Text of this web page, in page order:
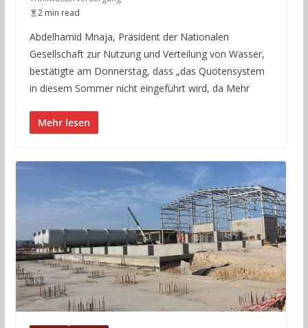
2 min read
Abdelhamid Mnaja, Präsident der Nationalen
Gesellschaft zur Nutzung und Verteilung von Wasser,
bestätigte am Donnerstag, dass „das Quotensystem
in diesem Sommer nicht eingeführt wird, da Mehr
Mehr lesen